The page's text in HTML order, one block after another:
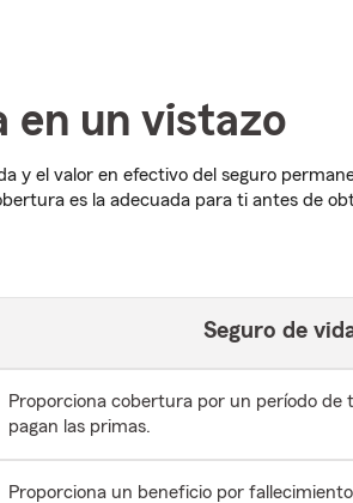
en un vistazo
y el valor en efectivo del seguro
es la adecuada para ti antes de
Seguro de
Proporciona cobertura por un período de
pagan las primas.
Proporciona un beneficio por